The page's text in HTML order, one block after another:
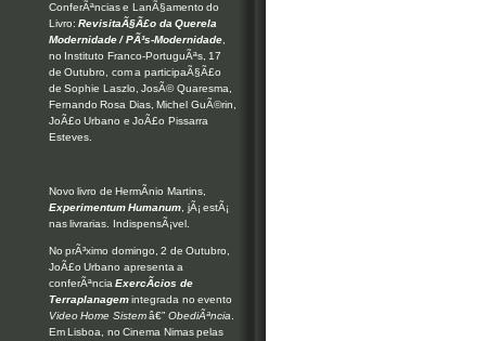
ConferÃªncias e LanÃ§amento do
Livro:RevisitaÃ§Ã£o da Querela
Modernidade / PÃ³s-Modernidade,
no Instituto Franco-PortuguÃªs, 17
de Outubro, com a participaÃ§Ã£o
de Sophie Laszlo, JosÃ© Quaresma,
Fernando Rosa Dias, Michel GuÃ©rin,
JoÃ£o Urbano e JoÃ£o Pissarra
Esteves.
Novo livro de HermÃ­nio Martins,
Experimentum Humanum , jÃ¡ estÃ¡
nas livrarias. IndispensÃ¡vel.
No prÃ³ximo domingo, 2 de Outubro,
JoÃ£o Urbano apresenta a
conferÃªnciaExercÃ­cios de
Terraplanagemintegrada no evento
Video Home Sistemâ€” ObediÃªncia
Em Lisboa, no Cinema Nimas pelas